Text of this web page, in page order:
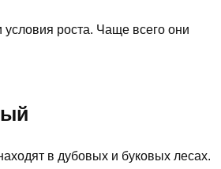
роста. Чаще всего они
в дубовых и буковых лесах.